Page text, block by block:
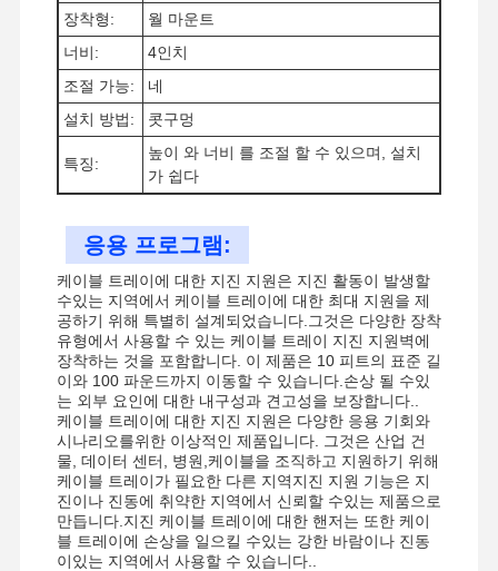
공장 투어 품질 관리
사건
지진용 목걸이
솔리드 스트루트 채널
앵글 채널 빔
유관의 지진 지원
케이블 트레이의 지진 지원
4 지진 보호
장착형:
월 마운트
너비:
4인치
조절 가능:
네
설치 방법:
콧구멍
특징:
높이 와 너비 를 조절 할 수 있으며, 설치
가 쉽다
응용 프로그램:
케이블 트레이에 대한 지진 지원은 지진 활동이 발생할
수있는 지역에서 케이블 트레이에 대한 최대 지원을 제
공하기 위해 특별히 설계되었습니다.그것은 다양한 장착
유형에서 사용할 수 있는 케이블 트레이 지진 지원벽에
장착하는 것을 포함합니다. 이 제품은 10 피트의 표준 길
이와 100 파운드까지 이동할 수 있습니다.손상 될 수있
는 외부 요인에 대한 내구성과 견고성을 보장합니다..
케이블 트레이에 대한 지진 지원은 다양한 응용 기회와
시나리오를위한 이상적인 제품입니다. 그것은 산업 건
물, 데이터 센터, 병원,케이블을 조직하고 지원하기 위해
케이블 트레이가 필요한 다른 지역지진 지원 기능은 지
진이나 진동에 취약한 지역에서 신뢰할 수있는 제품으로
만듭니다.지진 케이블 트레이에 대한 핸저는 또한 케이
블 트레이에 손상을 일으킬 수있는 강한 바람이나 진동
이있는 지역에서 사용할 수 있습니다..